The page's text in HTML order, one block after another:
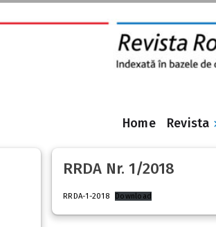
Home Revista
RRDA Nr. 1/2018
RRDA-1-2018 Download